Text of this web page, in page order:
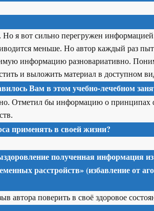
Но я вот сильно перегружен
меньше. Но автор каждый раз
информацию разновариативно.
и выложить материал в доступном
Вам в этом учебно-лечебном
Отметил бы информацию о принципах
применять в своей жизни?
полученная информация
расстройств» (избавление от
автора поверить в своё здоровое